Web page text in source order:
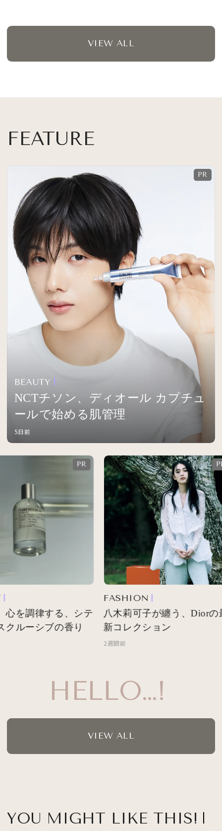
VIEW ALL
FEATURE
BEAUTY
NCTチソン、ディオール カプチュ
ールで始める肌管理
5日前
HELLO…!
を調律する、シテ
ルーシブの香り
FASHION
八木莉可子が纏う、Diorの
新コレクション
2週間前
VIEW ALL
YOU MIGHT LIKE THIS!